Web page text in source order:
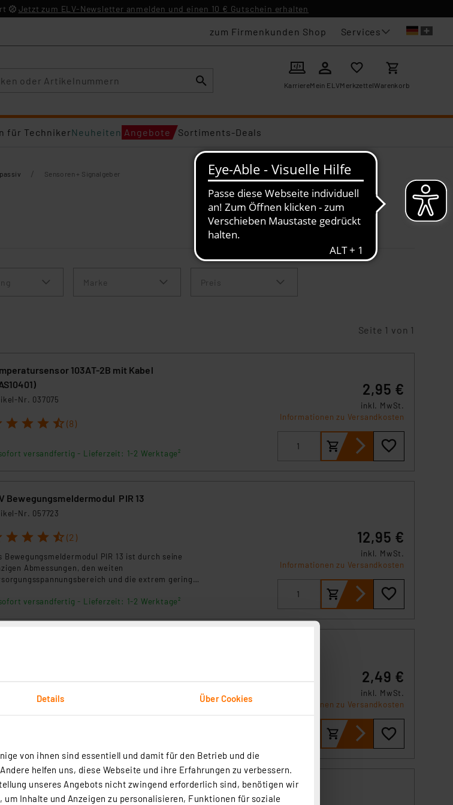
Details Über Cookies
von ihnen sind essentiell und damit für den Betrieb und die
helfen uns, diese Webseite und ihre Erfahrungen zu verbessern.
unseres Angebots nicht zwingend erforderlich sind, benötigen wir
Inhalte und Anzeigen zu personalisieren, Funktionen für soziale
Jetzt zum ELV-Newsletter anmelden und einen 10 € Gutschein erhalten
zum Firmenkunden Shop Services
KarriereMein ELVMerkzettelWarenkorb
für TechnikerNeuheiten Angebote Sortiments-Deals
/ Sensoren + Signalgeber
Marke Preis
Seite 1 von 1
103AT-2B mit Kabel
Nr. 037075
2 3 4 5 (8)
versandfertig - Lieferzeit: 1-2 Werktage²
2,95 €
inkl. MwSt.
Informationen zu Versandkosten
Bewegungsmeldermodul PIR 13
Nr. 057723
2 3 4 5 (2)
Bewegungsmeldermodul PIR 13 ist durch seine
Abmessungen, den weiten
und die extrem geringe
versandfertig - Lieferzeit: 1-2 Werktage²
12,95 €
inkl. MwSt.
Informationen zu Versandkosten
z. B. für Wechselsprechanlagen oder
2,49 €
inkl. MwSt.
Informationen zu Versandkosten
Allgemein, 50kg
Nr. 254765